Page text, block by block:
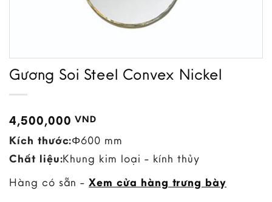
Gương Soi Steel Convex Nickel
4,500,000VND
Kích thước:Φ600 mm
Chất liệu:Khung kim loại - kính thủy
Hàng có sẵn -Xem cửa hàng trưng bày